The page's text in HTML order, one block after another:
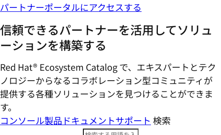
パートナーポータルにアクセスする
信頼できるパートナーを活用してソリュ
ーションを構築する
Red Hat® Ecosystem Catalog で、エキスパートとテク
ノロジーからなるコラボレーション型コミ​ュニティが
提供する各種ソリューションを見つけることができま
す。
コンソール製品ドキュメントサポート 検索